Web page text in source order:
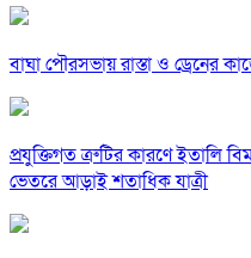
বাঘা পৌরসভায় রাস্তা ও ড্রেনের
প্রযুক্তিগত ত্রুটির কারণে ইতালি
ভেতরে আড়াই শতাধিক যাত্রী